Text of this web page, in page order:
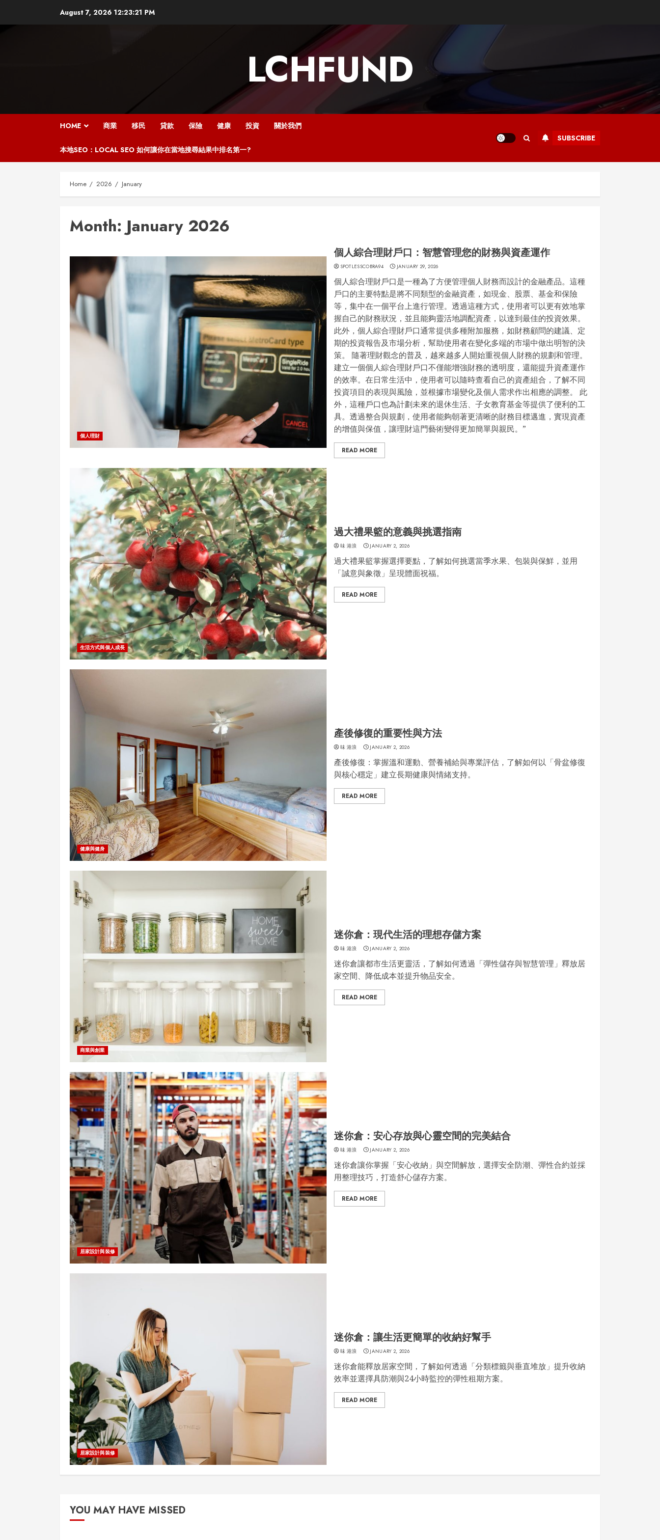
August 7, 2026 12:23:22 PM
LCHFUND
HOME 商業 移民 貸款 保險 健康 投資 關於我們
本地SEO：LOCAL SEO 如何讓你在當地搜尋結果中排名第一?
SUBSCRIBE
Home 2026 January
Month: January 2026
個人理財
個人綜合理財戶口：智慧管理您的財務與資產運作
SPOTLESSCOBRA94 JANUARY 29, 2026
個人綜合理財戶口是一種為了方便管理個人財務而設計的金融產品。這種
戶口的主要特點是將不同類型的金融資產，如現金、股票、基金和保險
等，集中在一個平台上進行管理。透過這種方式，使用者可以更有效地掌
握自己的財務狀況，並且能夠靈活地調配資產，以達到最佳的投資效果。
此外，個人綜合理財戶口通常提供多種附加服務，如財務顧問的建議、定
期的投資報告及市場分析，幫助使用者在變化多端的市場中做出明智的決
策。 隨著理財觀念的普及，越來越多人開始重視個人財務的規劃和管理。
建立一個個人綜合理財戶口不僅能增強財務的透明度，還能提升資產運作
的效率。在日常生活中，使用者可以隨時查看自己的資產組合，了解不同
投資項目的表現與風險，並根據市場變化及個人需求作出相應的調整。 此
外，這種戶口也為計劃未來的退休生活、子女教育基金等提供了便利的工
具。透過整合與規劃，使用者能夠朝著更清晰的財務目標邁進，實現資產
的增值與保值，讓理財這門藝術變得更加簡單與親民。”
READ MORE
生活方式與個人成長
過大禮果籃的意義與挑選指南
味 港浪 JANUARY 2, 2026
過大禮果籃掌握選擇要點，了解如何挑選當季水果、包裝與保鮮，並用
「誠意與象徵」呈現體面祝福。
READ MORE
健康與健身
產後修復的重要性與方法
味 港浪 JANUARY 2, 2026
產後修復：掌握溫和運動、營養補給與專業評估，了解如何以「骨盆修復
與核心穩定」建立長期健康與情緒支持。
READ MORE
商業與創業
迷你倉：現代生活的理想存儲方案
味 港浪 JANUARY 2, 2026
迷你倉讓都市生活更靈活，了解如何透過「彈性儲存與智慧管理」釋放居
家空間、降低成本並提升物品安全。
READ MORE
居家設計與裝修
迷你倉：安心存放與心靈空間的完美結合
味 港浪 JANUARY 2, 2026
迷你倉讓你掌握「安心收納」與空間解放，選擇安全防潮、彈性合約並採
用整理技巧，打造舒心儲存方案。
READ MORE
居家設計與裝修
迷你倉：讓生活更簡單的收納好幫手
味 港浪 JANUARY 2, 2026
迷你倉能釋放居家空間，了解如何透過「分類標籤與垂直堆放」提升收納
效率並選擇具防潮與24小時監控的彈性租期方案。
READ MORE
YOU MAY HAVE MISSED